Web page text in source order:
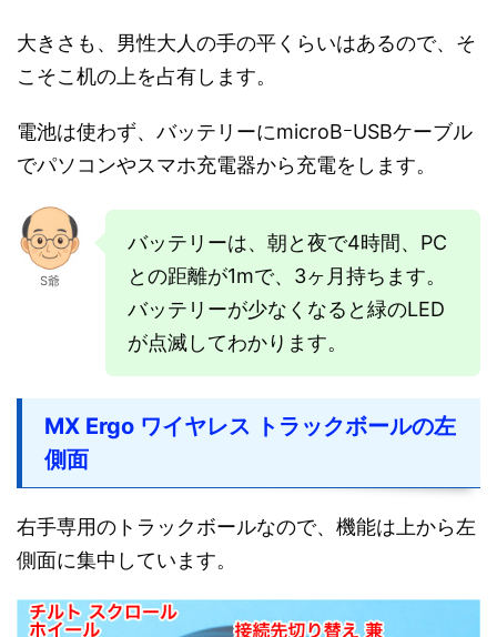
大きさも、男性大人の手の平くらいはあるので、そ
こそこ机の上を占有します。
電池は使わず、バッテリーにmicroBｰUSBケーブル
でパソコンやスマホ充電器から充電をします。
S爺
バッテリーは、朝と夜で4時間、PC
との距離が1mで、3ヶ月持ちます。
バッテリーが少なくなると緑のLED
が点滅してわかります。
MX Ergo ワイヤレス トラックボールの左
側面
右手専用のトラックボールなので、機能は上から左
側面に集中しています。